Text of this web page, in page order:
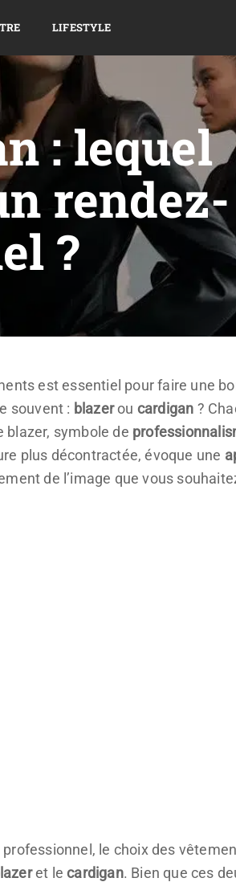
LIFESTYLE
: lequel
rendez-
?
est essentiel pour faire une
souvent : blazerou cardigan ?
blazer, symbole de
plus décontractée, évoque une
de l’image que vous
professionnel, le choix des
et lecardigan. Bien que ces